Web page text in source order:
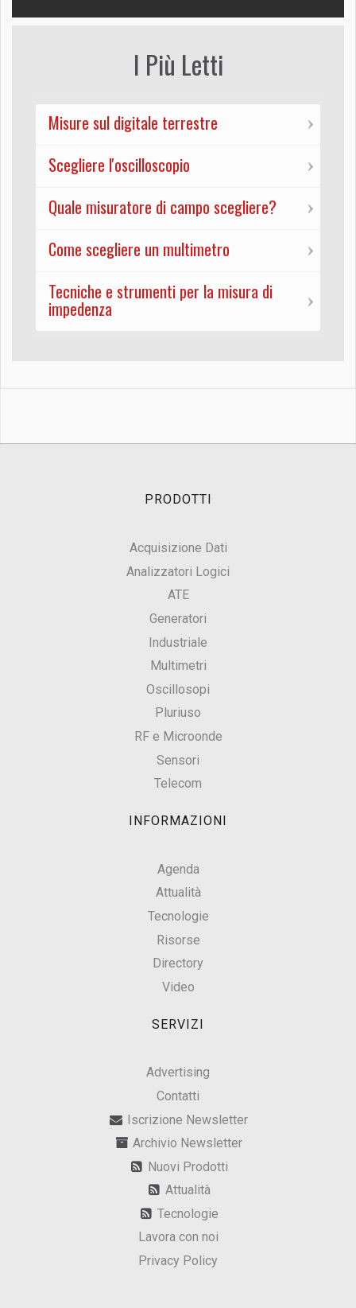
I Più Letti
Misure sul digitale terrestre
Scegliere l'oscilloscopio
Quale misuratore di campo scegliere?
Come scegliere un multimetro
Tecniche e strumenti per la misura di
impedenza
PRODOTTI
Acquisizione Dati
Analizzatori Logici
ATE
Generatori
Industriale
Multimetri
Oscillosopi
Pluriuso
RF e Microonde
Sensori
Telecom
INFORMAZIONI
Agenda
Attualità
Tecnologie
Risorse
Directory
Video
SERVIZI
Advertising
Contatti
Iscrizione Newsletter
Archivio Newsletter
Nuovi Prodotti
Attualità
Tecnologie
Lavora con noi
Privacy Policy